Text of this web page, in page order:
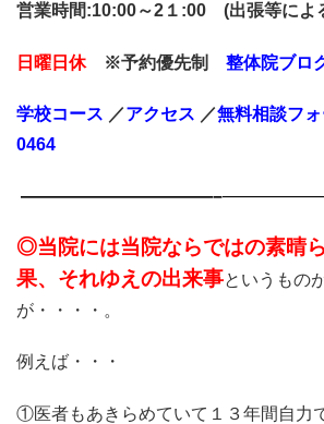
営業時間:10:00～2１:00 (出張等によ
日曜日休※予約優先制 整体院ブロ
学校コース ／アクセス ／無料相談フ
0464
———————————–
◎当院には当院ならではの素晴
果、それゆえの出来事というもの
が・・・・。
例えば・・・
①医者もあきらめていて１３年間自力